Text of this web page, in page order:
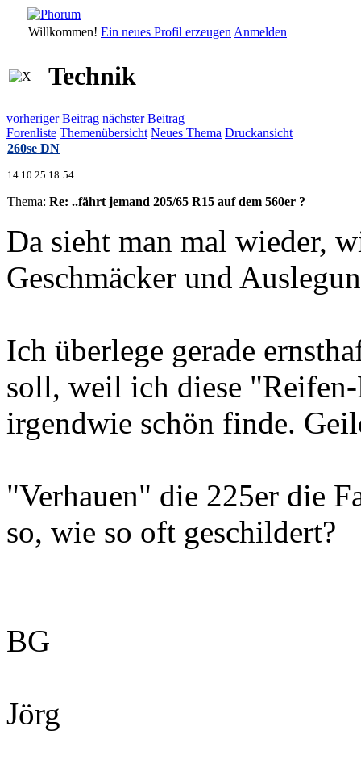
Willkommen! Ein neues Profil erzeugen Anmelden
Technik
vorheriger Beitrag nächster Beitrag
Forenliste Themenübersicht Neues Thema Druckansicht
260se DN
14.10.25 18:54
Thema: Re: ..fährt jemand 205/65 R15 auf dem 560er ?
Da sieht man mal wieder,
Geschmäcker und
Ich überlege gerade
soll, weil ich diese
irgendwie schön finde.
"Verhauen" die 225er die
so, wie so oft geschildert?
BG
Jörg